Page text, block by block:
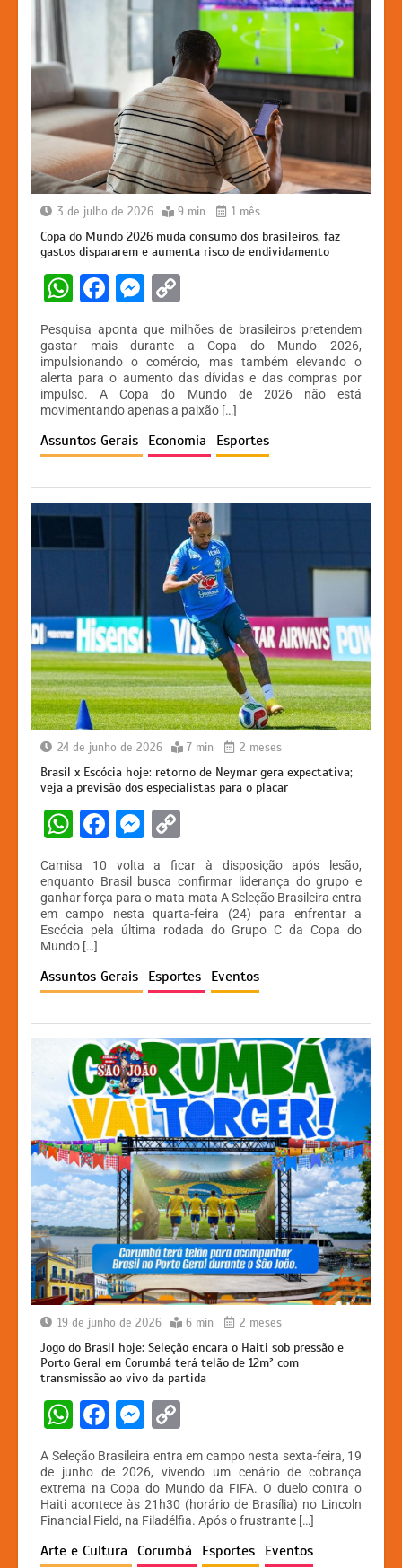
3 de julho de 2026 9 min 1 mês
Copa do Mundo 2026 muda consumo dos brasileiros, faz
gastos dispararem e aumenta risco de endividamento
W
h
at
s
A
p
p
F
c
e
b
o
o
k
M
s
s
e
n
g
er
o
p
y
Li
n
k
Pesquisa aponta que milhões de brasileiros pretendem
gastar mais durante a Copa do Mundo 2026,
impulsionando o comércio, mas também elevando o
alerta para o aumento das dívidas e das compras por
impulso. A Copa do Mundo de 2026 não está
movimentando apenas a paixão […]
Assuntos Gerais Economia Esportes
24 de junho de 2026 7 min 2 meses
Brasil x Escócia hoje: retorno de Neymar gera expectativa;
veja a previsão dos especialistas para o placar
W
at
s
A
p
p
F
c
e
b
o
o
k
M
s
s
e
n
g
er
p
y
Li
n
k
Camisa 10 volta a ficar à disposição após lesão,
enquanto Brasil busca confirmar liderança do grupo e
ganhar força para o mata-mata A Seleção Brasileira entra
em campo nesta quarta-feira (24) para enfrentar a
Escócia pela última rodada do Grupo C da Copa do
Mundo […]
Assuntos Gerais Esportes Eventos
19 de junho de 2026 6 min 2 meses
Jogo do Brasil hoje: Seleção encara o Haiti sob pressão e
Porto Geral em Corumbá terá telão de 12m² com
transmissão ao vivo da partida
W
h
at
s
A
p
F
c
e
b
o
M
s
s
e
n
p
y
Li
n
A Seleção Brasileira entra em campo nesta sexta-feira, 19
de junho de 2026, vivendo um cenário de cobrança
extrema na Copa do Mundo da FIFA. O duelo contra o
Haiti acontece às 21h30 (horário de Brasília) no Lincoln
Financial Field, na Filadélfia. Após o frustrante […]
Arte e Cultura Corumbá Esportes Eventos